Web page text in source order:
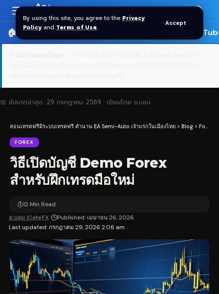
By using this site, you agree to the Privacy
Policy and Terms of Use.
Accept
Resizer
Aa
🏠 หน้าแรก ราคาทอง SPDR 🎬
📅 อัปเดตล่าสุด: 29 กรกฎาคม 2569 · เขียนโดย อ.บอม
สอนเทรดฟรีมีระบบเทรดฟรี ตำนาน EA Semi-Auto เจ้าแรกในเมืองไทย > Blog > Forex
FOREX
วิธีเปิดบัญชี Demo Forex
สำหรับฝึกเทรดมือใหม่
Last updated: กรกฎาคม 29, 2026 2:06 am
อ.บอม iCafeFX Published: เมษายน 26, 2026
12 Min Read